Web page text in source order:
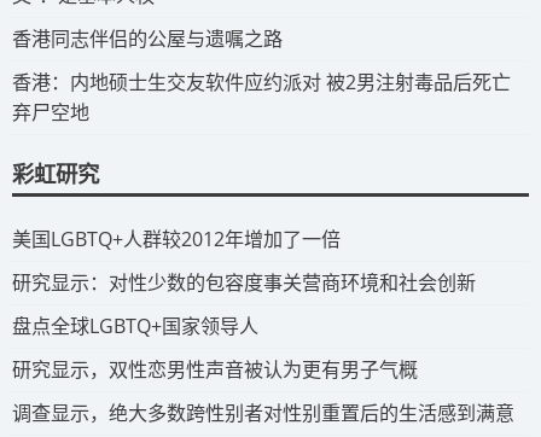
​香港同志伴侣的公屋与遗嘱之路
​香港：内地硕士生交友软件应约派对 被2男注射毒品后死亡
弃尸空地
彩虹研究
​美国LGBTQ+人群较2012年增加了一倍
​研究显示：对性少数的包容度事关营商环境和社会创新
​盘点全球LGBTQ+国家领导人
研究显示，双性恋男性声音被认为更有男子气概
调查显示，绝大多数跨性别者对性别重置后的生活感到满意